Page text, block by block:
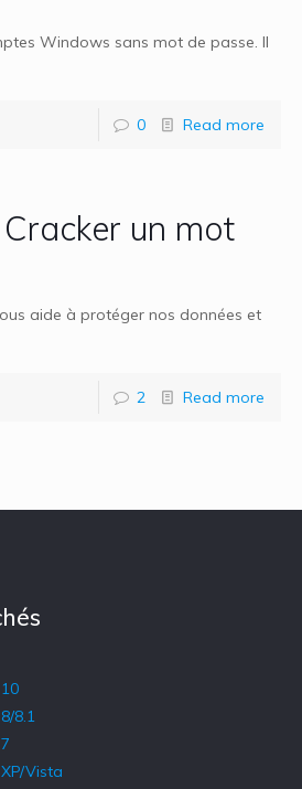
Windows sans mot de passe. Il
0 Read more
un mot
aide à protéger nos données et
2 Read more
8.1
Vista